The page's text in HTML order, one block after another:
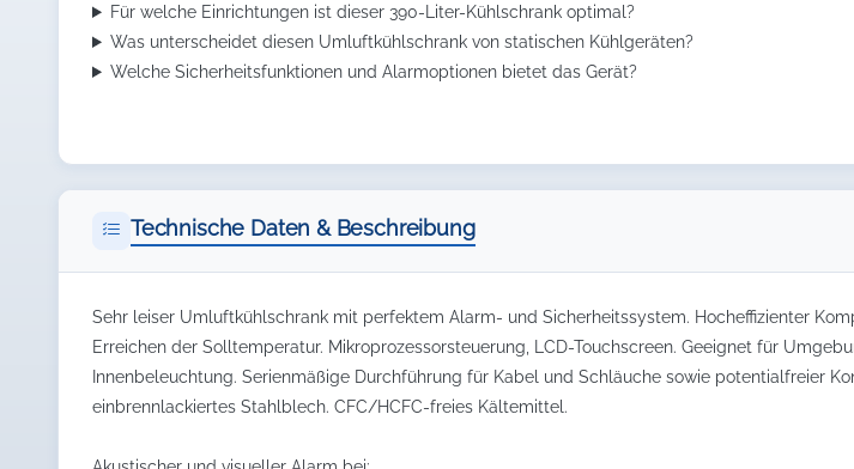
Für welche Einrichtungen ist dieser 390-Liter-Kühlschrank optimal?
Was unterscheidet diesen Umluftkühlschrank von statischen Kühlgeräten?
Welche Sicherheitsfunktionen und Alarmoptionen bietet das Gerät?
Technische Daten & Beschreibung
Sehr leiser Umluftkühlschrank mit perfektem Alarm- und Sicherheitssystem. Hocheffizienter
Erreichen der Solltemperatur. Mikroprozessorsteuerung, LCD-Touchscreen. Geeignet für
Innenbeleuchtung. Serienmäßige Durchführung für Kabel und Schläuche sowie potentialfreier
einbrennlackiertes Stahlblech. CFC/HCFC-freies Kältemittel.